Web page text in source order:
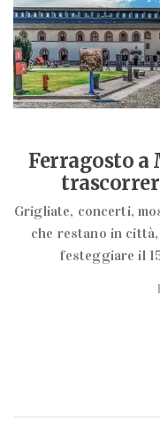
Ferragosto a
Grigliate, concerti,
che restano in
festeggiare il